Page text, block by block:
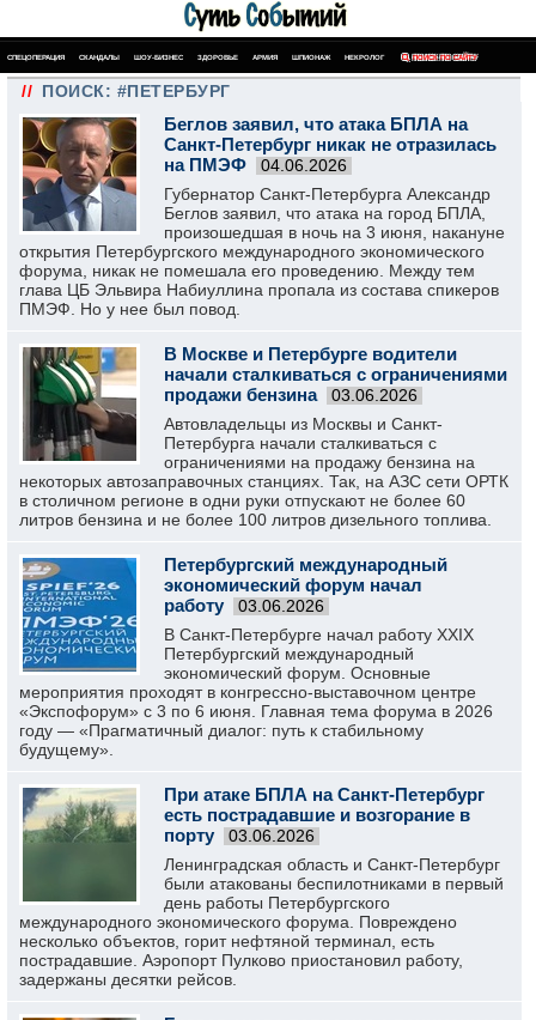
СПЕЦОПЕРАЦИЯ СКАНДАЛЫ ШОУ-БИЗНЕС ЗДОРОВЬЕ АРМИЯ ШПИОНАЖ НЕКРОЛОГ ПОИСК ПО САЙТУ
// ПОИСК: #ПЕТЕРБУРГ
Беглов заявил, что атака БПЛА на
Санкт-Петербург никак не отразилась
на ПМЭФ
04.06.2026
Губернатор Санкт-Петербурга Александр
Беглов заявил, что атака на город БПЛА,
произошедшая в ночь на 3 июня, накануне
открытия Петербургского международного экономического
форума, никак не помешала его проведению. Между тем
глава ЦБ Эльвира Набиуллина пропала из состава спикеров
ПМЭФ. Но у нее был повод.
В Москве и Петербурге водители
начали сталкиваться с ограничениями
продажи бензина
03.06.2026
Автовладельцы из Москвы и Санкт-
Петербурга начали сталкиваться с
ограничениями на продажу бензина на
некоторых автозаправочных станциях. Так, на АЗС сети ОРТК
в столичном регионе в одни руки отпускают не более 60
литров бензина и не более 100 литров дизельного топлива.
Петербургский международный
экономический форум начал
работу
03.06.2026
В Санкт-Петербурге начал работу XXIX
Петербургский международный
экономический форум. Основные
мероприятия проходят в конгрессно-выставочном центре
«Экспофорум» с 3 по 6 июня. Главная тема форума в 2026
году — «Прагматичный диалог: путь к стабильному
будущему».
При атаке БПЛА на Санкт-Петербург
есть пострадавшие и возгорание в
порту
03.06.2026
Ленинградская область и Санкт-Петербург
были атакованы беспилотниками в первый
день работы Петербургского
международного экономического форума. Повреждено
несколько объектов, горит нефтяной терминал, есть
пострадавшие. Аэропорт Пулково приостановил работу,
задержаны десятки рейсов.